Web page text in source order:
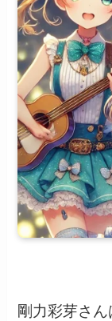
剛力彩芽さ